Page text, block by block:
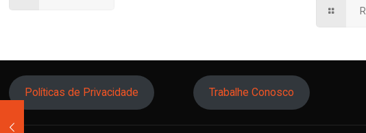
Políticas de Privacidade Trabalhe Conosco